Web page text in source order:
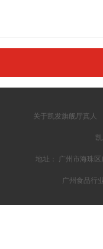
关于凯发旗舰厅真人
地址： 广州市海珠
广州食品行